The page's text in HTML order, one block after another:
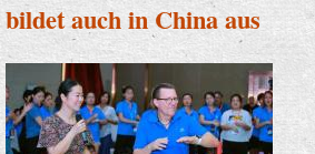
bildet auch in China aus